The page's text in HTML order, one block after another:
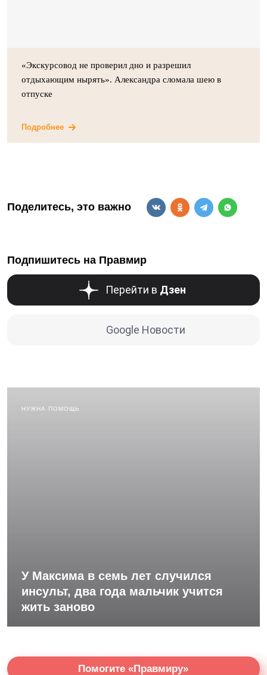
«Экскурсовод не проверил дно и разрешил
отдыхающим нырять». Александра сломала шею в
отпуске
Подробнее
Поделитесь, это важно
Подпишитесь на Правмир
Перейти в Дзен
Google Новости
НУЖНА ПОМОЩЬ
У Максима в семь лет случился
инсульт, два года мальчик учится
жить заново
Помогите «Правмиру»